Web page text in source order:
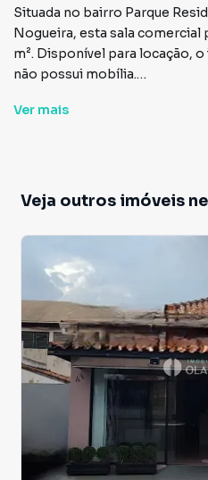
Situada no bairro Parque
Nogueira, esta sala comercial
m². Disponível para locação,
não possui mobília.
O espaço é ideal para quem
interessante para
Venha conhecer de perto
possibilidades que ele
empreendimento. Agende
sobre esta excelente
Ver mais
Veja outros imóveis